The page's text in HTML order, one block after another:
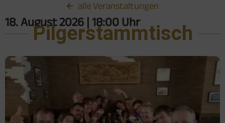
alle Veranstaltungen
18. August 2026 | 18:00 Uhr
Pilgerstammtisch